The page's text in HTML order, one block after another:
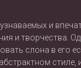
и
и творчества.
слона в его